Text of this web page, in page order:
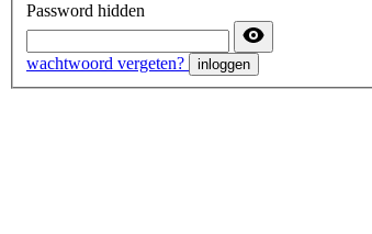
Password hidden
wachtwoord vergeten? inloggen